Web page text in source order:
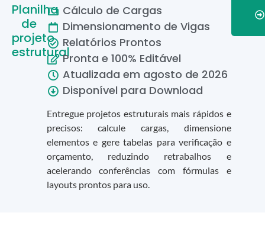
Planilha
de
projeto
estrutural
Cálculo de Cargas
Dimensionamento de Vigas
Relatórios Prontos
Pronta e 100% Editável
Atualizada em agosto de 2026
Disponível para Download
Entregue projetos estruturais mais rápidos e
precisos: calcule cargas, dimensione
elementos e gere tabelas para verificação e
orçamento, reduzindo retrabalhos e
acelerando conferências com fórmulas e
layouts prontos para uso.